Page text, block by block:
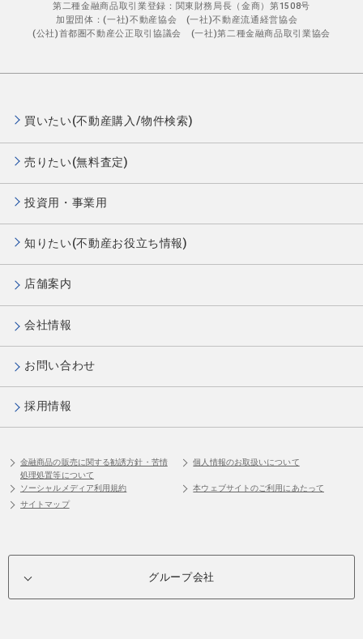
第二種金融商品取引業登録：関東財務局長（金商）第1508号
加盟団体：(一社)不動産協会 (一社)不動産流通経営協会
(公社)首都圏不動産公正取引協議会 (一社)第二種金融商品取引業協会
買いたい(不動産購入/物件検索)
売りたい(無料査定)
投資用・事業用
知りたい(不動産お役立ち情報)
店舗案内
会社情報
お問い合わせ
採用情報
金融商品の販売に関する勧誘方針・苦情
処理処置等について
個人情報のお取扱いについて
ソーシャルメディア利用規約
本ウェブサイトのご利用にあたって
サイトマップ
グループ会社